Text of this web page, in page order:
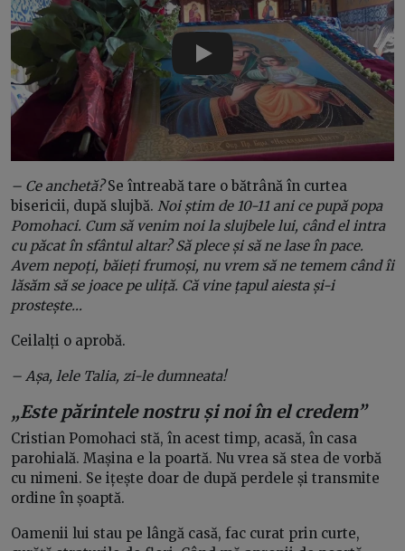
Play
– Ce anchetă?Se întreabă tare o bătrână în curtea
bisericii, după slujbă. Noi știm de 10-11 ani ce pupă popa
Pomohaci. Cum să venim noi la slujbele lui, când el intra
cu păcat în sfântul altar? Să plece și să ne lase în pace.
Avem nepoți, băieți frumoși, nu vrem să ne temem când îi
lăsăm să se joace pe uliță. Că vine țapul aiesta și-i
prostește…
Ceilalți o aprobă.
– Așa, lele Talia, zi-le dumneata!
„Este părintele nostru și noi în el credem”
Cristian Pomohaci stă, în acest timp, acasă, în casa
parohială. Mașina e la poartă. Nu vrea să stea de vorbă
cu nimeni. Se ițește doar de după perdele și transmite
ordine în șoaptă.
Oamenii lui stau pe lângă casă, fac curat prin curte,